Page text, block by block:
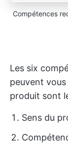
Compétences
Les six
peuvent
produit sont
Sens du